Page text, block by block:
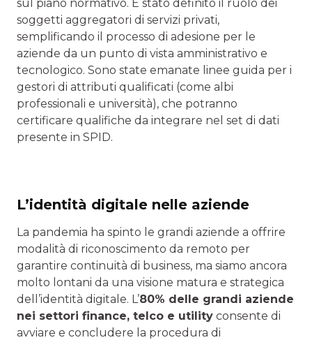
sul piano normativo. È stato definito il ruolo dei
soggetti aggregatori di servizi privati,
semplificando il processo di adesione per le
aziende da un punto di vista amministrativo e
tecnologico. Sono state emanate linee guida per i
gestori di attributi qualificati (come albi
professionali e università), che potranno
certificare qualifiche da integrare nel set di dati
presente in SPID.
L’identità digitale nelle aziende
La pandemia ha spinto le grandi aziende a offrire
modalità di riconoscimento da remoto per
garantire continuità di business, ma siamo ancora
molto lontani da una visione matura e strategica
dell’identità digitale. L’80% delle grandi aziende
nei settori finance, telco e utility consente di
avviare e concludere la procedura di